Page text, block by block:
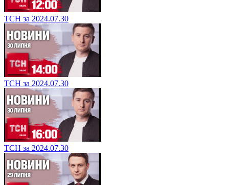
ТСН за 2024.07.30
ТСН за 2024.07.30
ТСН за 2024.07.30